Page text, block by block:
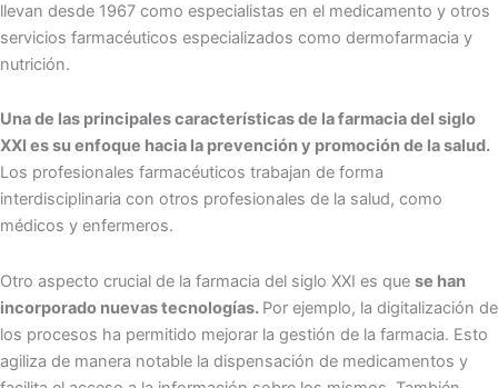
llevan desde 1967 como especialistas en el medicamento y otros
servicios farmacéuticos especializados como dermofarmacia y
nutrición.
Una de las principales características de la farmacia del siglo
XXI es su enfoque hacia la prevención y promoción de la salud.
Los profesionales farmacéuticos trabajan de forma
interdisciplinaria con otros profesionales de la salud, como
médicos y enfermeros.
Otro aspecto crucial de la farmacia del siglo XXI es que se han
incorporado nuevas tecnologías. Por ejemplo, la digitalización de
los procesos ha permitido mejorar la gestión de la farmacia. Esto
agiliza de manera notable la dispensación de medicamentos y